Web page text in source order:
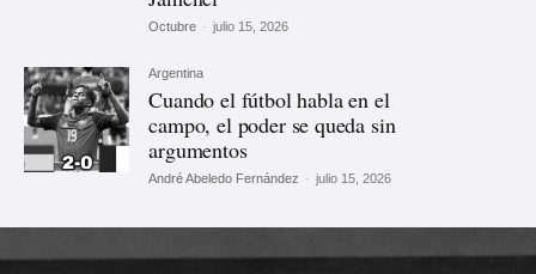
Octubre - julio 15, 2026
Argentina
Cuando el fútbol habla en el
campo, el poder se queda sin
argumentos
André Abeledo Fernández - julio 15, 2026